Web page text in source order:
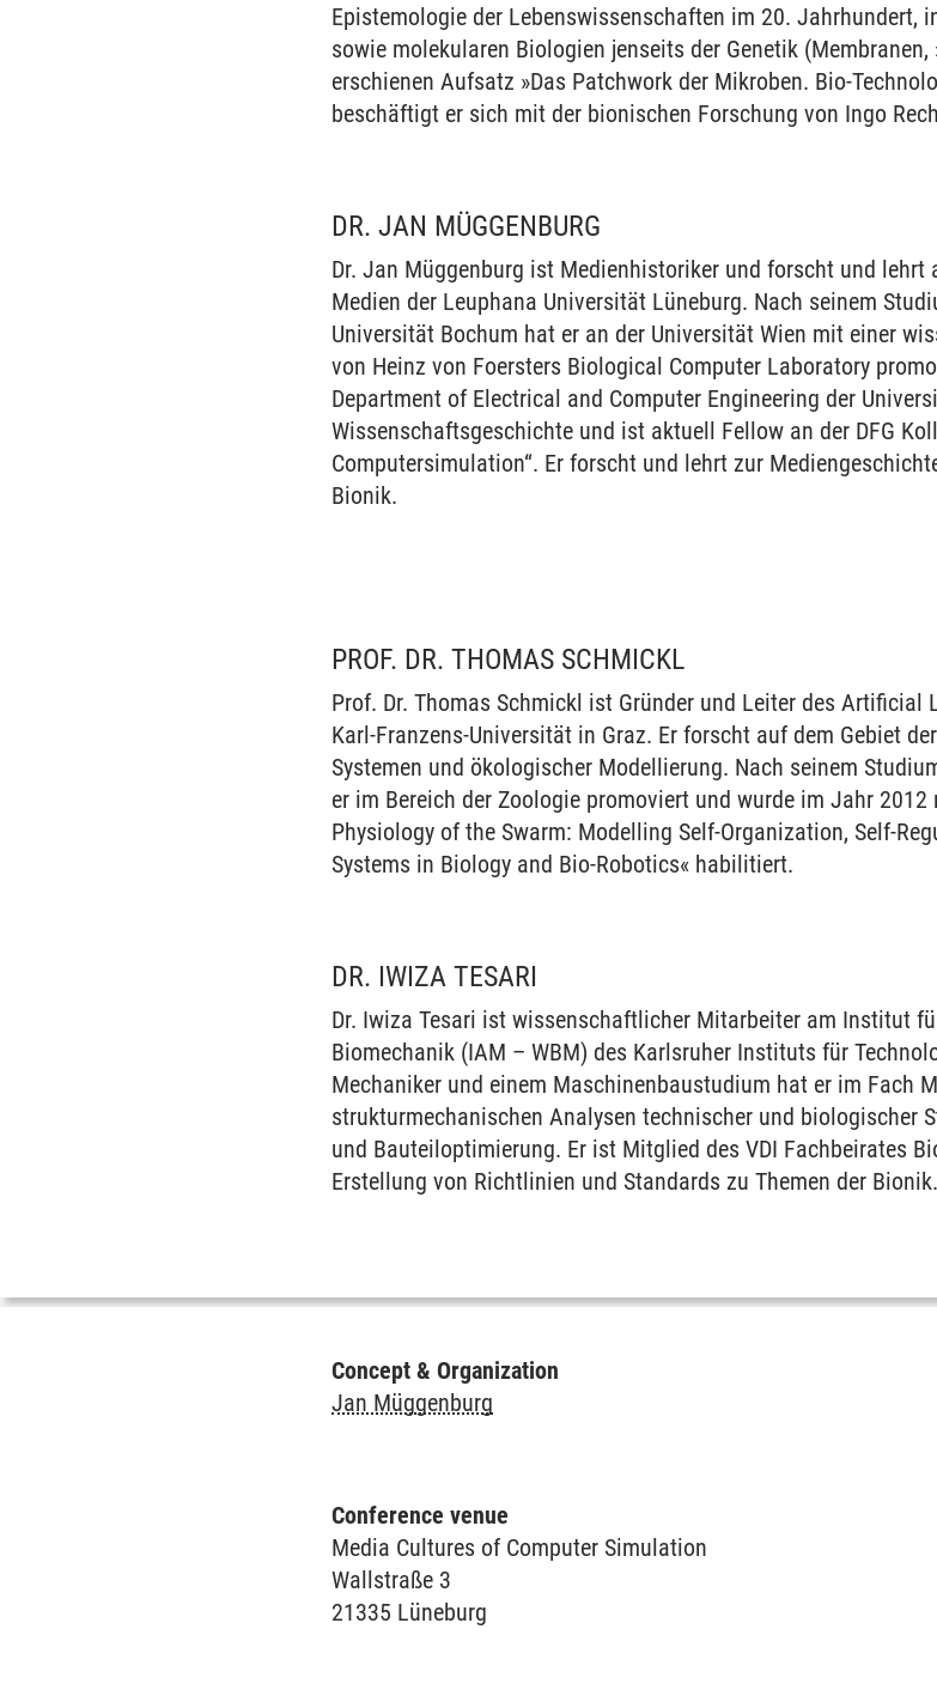
Epistemologie der Lebenswissenschaften im 20. Jahrhundert,
sowie molekularen Biologien jenseits der Genetik
erschienen Aufsatz »Das Patchwork der Mikroben. Bio-
beschäftigt er sich mit der bionischen Forschung von Ingo
DR. JAN MÜGGENBURG
Dr. Jan Müggenburg ist Medienhistoriker und forscht und
Medien der Leuphana Universität Lüneburg. Nach seinem
Universität Bochum hat er an der Universität Wien mit einer
von Heinz von Foersters Biological Computer Laboratory
Department of Electrical and Computer Engineering der
Wissenschaftsgeschichte und ist aktuell Fellow an der DFG
Computersimulation“. Er forscht und lehrt zur
Bionik.
PROF. DR. THOMAS SCHMICKL
Prof. Dr. Thomas Schmickl ist Gründer und Leiter des
Karl-Franzens-Universität in Graz. Er forscht auf dem Gebiet
Systemen und ökologischer Modellierung. Nach seinem
er im Bereich der Zoologie promoviert und wurde im Jahr
Physiology of the Swarm: Modelling Self-Organization, Self-
Systems in Biology and Bio-Robotics« habilitiert.
DR. IWIZA TESARI
Dr. Iwiza Tesari ist wissenschaftlicher Mitarbeiter am Institut
Biomechanik (IAM – WBM) des Karlsruher Instituts für
Mechaniker und einem Maschinenbaustudium hat er im Fach
strukturmechanischen Analysen technischer und biologischer
und Bauteiloptimierung. Er ist Mitglied des VDI Fachbeirates
Erstellung von Richtlinien und Standards zu Themen der Bionik.
Concept & Organization
Jan Müggenburg
Conference venue
Media Cultures of Computer Simulation
Wallstraße 3
21335 Lüneburg